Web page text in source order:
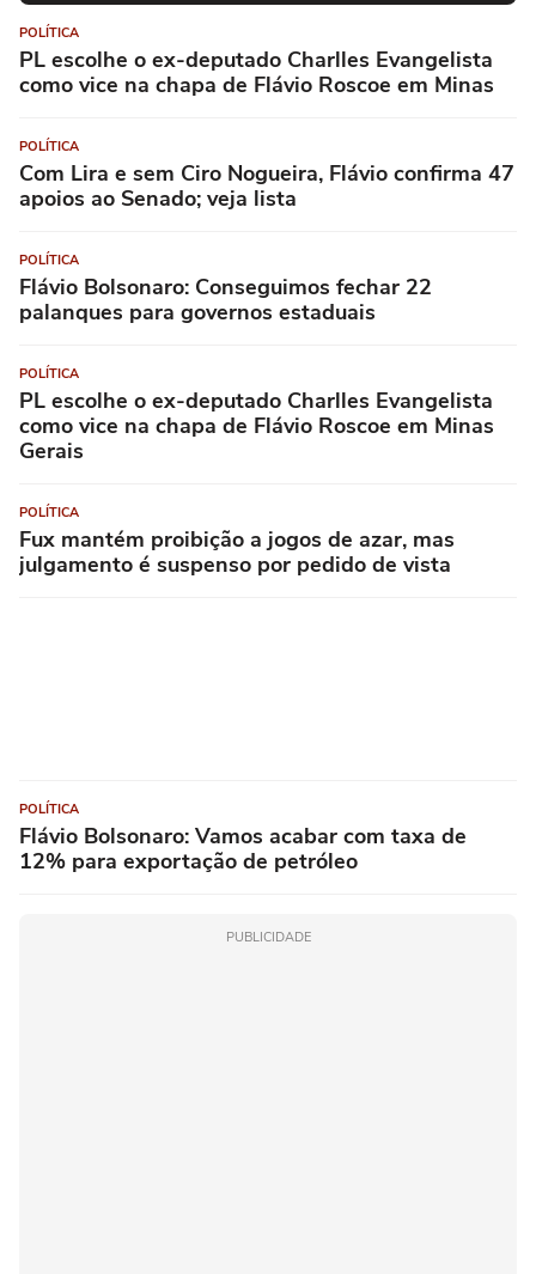
POLÍTICA
PL escolhe o ex-deputado Charlles Evangelista
como vice na chapa de Flávio Roscoe em Minas
POLÍTICA
Com Lira e sem Ciro Nogueira, Flávio confirma 47
apoios ao Senado; veja lista
POLÍTICA
Flávio Bolsonaro: Conseguimos fechar 22
palanques para governos estaduais
POLÍTICA
PL escolhe o ex-deputado Charlles Evangelista
como vice na chapa de Flávio Roscoe em Minas
Gerais
POLÍTICA
Fux mantém proibição a jogos de azar, mas
julgamento é suspenso por pedido de vista
POLÍTICA
Flávio Bolsonaro: Vamos acabar com taxa de
12% para exportação de petróleo
PUBLICIDADE